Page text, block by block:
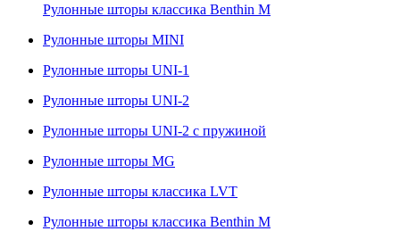
Рулонные шторы классика Benthin M
Рулонные шторы MINI
Рулонные шторы UNI-1
Рулонные шторы UNI-2
Рулонные шторы UNI-2 с пружиной
Рулонные шторы MG
Рулонные шторы классика LVT
Рулонные шторы классика Benthin M